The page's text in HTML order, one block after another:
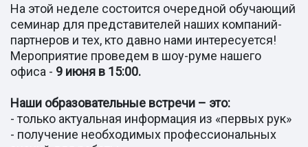
На этой неделе состоится очередной обучающий
семинар для представителей наших компаний-
партнеров и тех, кто давно нами интересуется!
Мероприятие проведем в шоу-руме нашего
офиса - 9 июня в 15:00.
Наши образовательные встречи – это:
- только актуальная информация из «первых рук»
- получение необходимых профессиональных